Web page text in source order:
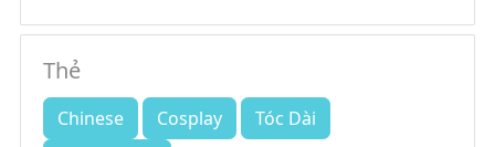
Thẻ
Chinese Cosplay
Tóc Dài